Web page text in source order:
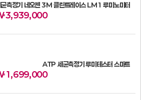
측정기 네오젠 3M 클린트레이스 LM1 루미노미터
3,939,000
ATP 세균측정기 루미테스터 스마트
1,699,000